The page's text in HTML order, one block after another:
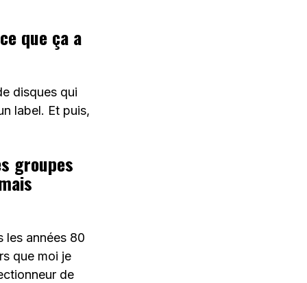
que ça a
disques qui
label. Et puis,
groupes
les années 80
que moi je
de